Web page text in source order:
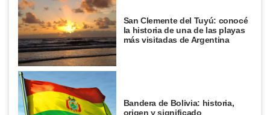
San Clemente del Tuyú: conocé
la historia de una de las playas
más visitadas de Argentina
Bandera de Bolivia: historia,
origen y significado